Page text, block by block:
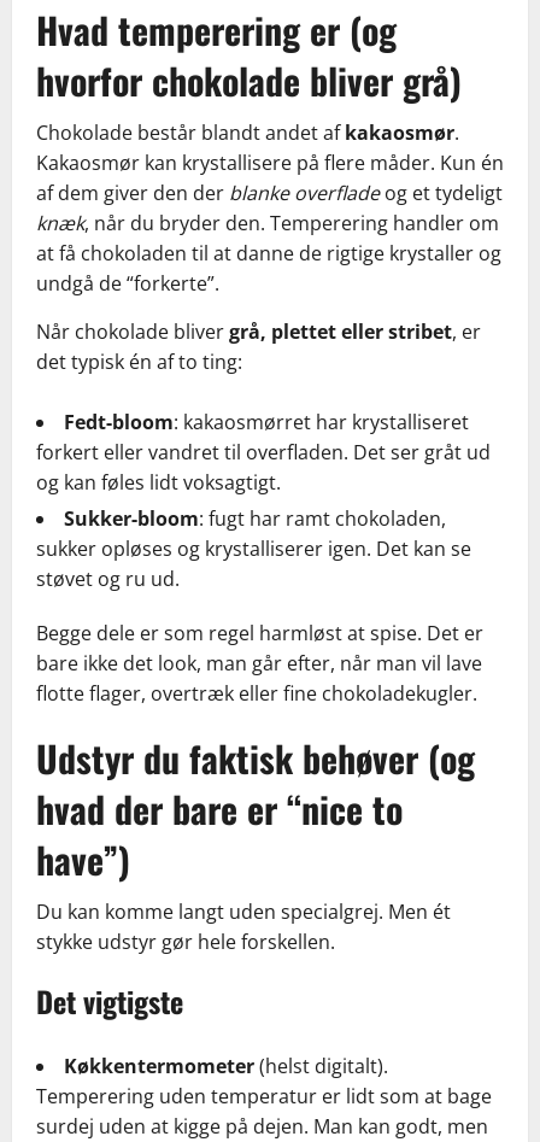
Hvad temperering er (og
hvorfor chokolade bliver grå)
Chokolade består blandt andet afkakaosmør.
Kakaosmør kan krystallisere på flere måder. Kun én
af dem giver den der blanke overfladeog et tydeligt
knæk, når du bryder den. Temperering handler om
at få chokoladen til at danne de rigtige krystaller og
undgå de “forkerte”.
Når chokolade blivergrå, plettet eller stribet, er
det typisk én af to ting:
Fedt-bloom: kakaosmørret har krystalliseret
forkert eller vandret til overfladen. Det ser gråt ud
og kan føles lidt voksagtigt.
Sukker-bloom: fugt har ramt chokoladen,
sukker opløses og krystalliserer igen. Det kan se
støvet og ru ud.
Begge dele er som regel harmløst at spise. Det er
bare ikke det look, man går efter, når man vil lave
flotte flager, overtræk eller fine chokoladekugler.
Udstyr du faktisk behøver (og
hvad der bare er “nice to
have”)
Du kan komme langt uden specialgrej. Men ét
stykke udstyr gør hele forskellen.
Det vigtigste
Køkkentermometer(helst digitalt).
Temperering uden temperatur er lidt som at bage
surdej uden at kigge på dejen. Man kan godt, men